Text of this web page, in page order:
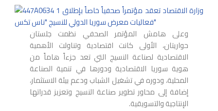
وعلى هامش المؤتمر الصحفي نظمت جلستان
حواريتان، الأولى كانت اقتصادية وتناولت الأهمية
الاقتصادية لصناعة النسيج التي تعد جزءاً هاماً من
هوية سوريا الاقتصادية ودورها في تنمية الصناعة
المحلية، ودوره في تشغيل الشباب ودعم بيئة الاستثمار،
إضافة إلى محاور تطوير صناعة النسيج وتعزيز قدراتها
الإنتاجية والتسويقية.